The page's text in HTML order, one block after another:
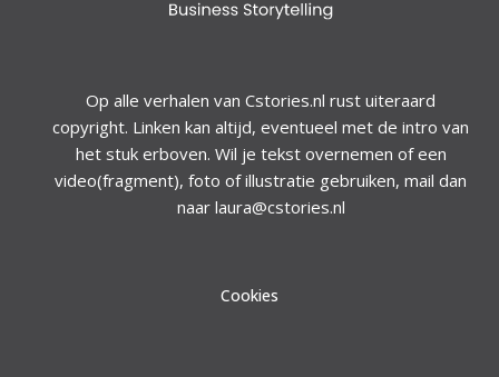
Op alle verhalen van Cstories.nl rust uiteraard
copyright. Linken kan altijd, eventueel met de intro van
het stuk erboven. Wil je tekst overnemen of een
video(fragment), foto of illustratie gebruiken, mail dan
naar laura@cstories.nl
Cookies